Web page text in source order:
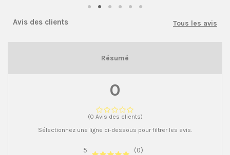
Avis des clients Tous les avis
Résumé
0
(0 Avis des clients)
Sélectionnez une ligne ci-dessous pour filtrer les avis.
5
(0)